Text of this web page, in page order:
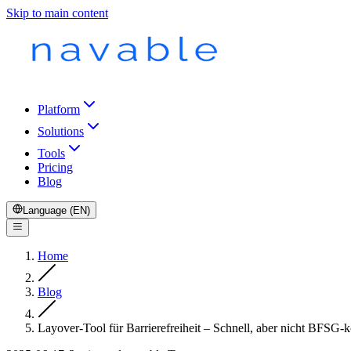
Skip to main content
Platform
Solutions
Tools
Pricing
Blog
Language (EN)
Home
Blog
Layover-Tool für Barrierefreiheit – Schnell, aber nicht BFSG-